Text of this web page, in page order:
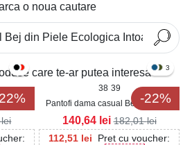
o noua cautare
care te-ar putea interesa
Piele
lei
-22%
3
38 39
Pantofi dama casual Bej din Piele
Ecologica Intoarsa Freyja
112,51 lei
Pret cu voucher:
140,64 lei 182,01lei